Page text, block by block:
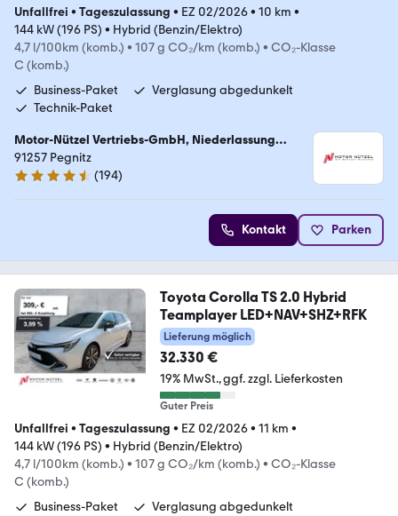
Unfallfrei • Tageszulassung • EZ 02/2026• 10 km •
144 kW (196 PS) • Hybrid (Benzin/Elektro)
4,7 l/100km (komb.) • 107 g CO₂/km (komb.) • CO₂-Klasse
C (komb.)
Business-Paket
Verglasung abgedunkelt
Technik-Paket
Motor-Nützel Vertriebs-GmbH, Niederlassung
Pegnitz
91257 Pegnitz
4.7 Sterne
(194)
Kontakt Parken
Toyota Corolla TS 2.0 Hybrid
Teamplayer LED+NAV+SHZ+RFK
Lieferung möglich
32.330 €
19% MwSt. ggf. zzgl. Lieferkosten
Guter Preis
Unfallfrei • Tageszulassung • EZ 02/2026• 11 km •
144 kW (196 PS) • Hybrid (Benzin/Elektro)
4,7 l/100km (komb.) • 107 g CO₂/km (komb.) • CO₂-Klasse
C (komb.)
Business-Paket
Verglasung abgedunkelt